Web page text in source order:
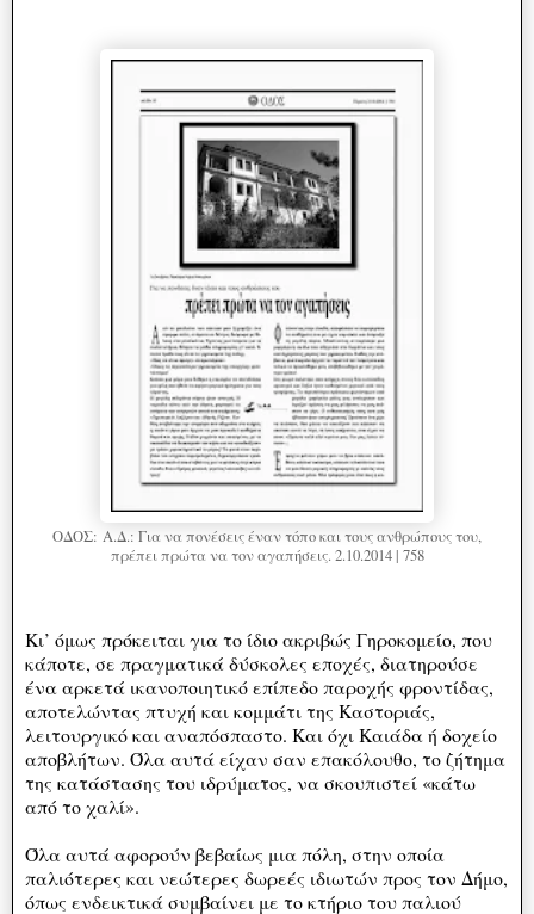
ΟΔΟΣ: Α.Δ.: Για να πονέσεις έναν τόπο και τους ανθρώπους του,
πρέπει πρώτα να τον αγαπήσεις. 2.10.2014 | 758
Κι’ όμως πρόκειται για το ίδιο ακριβώς Γηροκομείο, που
κάποτε, σε πραγματικά δύσκολες εποχές, διατηρούσε
ένα αρκετά ικανοποιητικό επίπεδο παροχής φροντίδας,
αποτελώντας πτυχή και κομμάτι της Καστοριάς,
λειτουργικό και αναπόσπαστο. Και όχι Καιάδα ή δοχείο
αποβλήτων. Όλα αυτά είχαν σαν επακόλουθο, το ζήτημα
της κατάστασης του ιδρύματος, να σκουπιστεί «κάτω
από το χαλί».
Όλα αυτά αφορούν βεβαίως μια πόλη, στην οποία
παλιότερες και νεώτερες δωρεές ιδιωτών προς τον Δήμο,
όπως ενδεικτικά συμβαίνει με το κτήριο του παλιού